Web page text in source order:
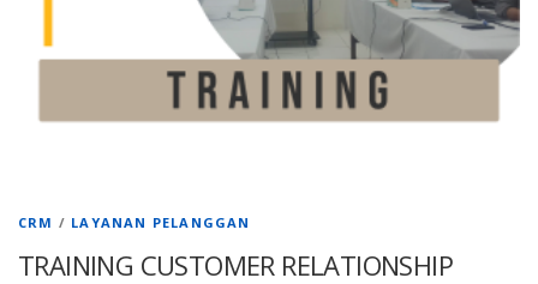
CRM / LAYANAN PELANGGAN
TRAINING CUSTOMER RELATIONSHIP